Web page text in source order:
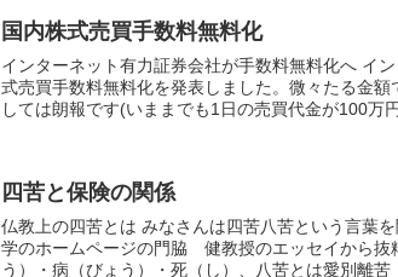
国内株式売買手数料無料化
インターネット有力証券会社が手数料無料化へ イ
式売買手数料無料化を発表しました。微々たる金
しては朗報です(いままでも1日の売買代金が100万
四苦と保険の関係
仏教上の四苦とは みなさんは四苦八苦という言葉
学のホームページの門脇 健教授のエッセイから抜
う）・病（びょう）・死（し）、八苦とは愛別離苦